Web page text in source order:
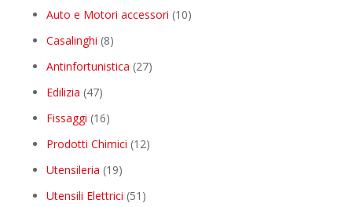
products
Auto e Motori accessori 1010
Casalinghi 88
products
Antinfortunistica 2727
Edilizia 4747
products
Fissaggi 1616
products
Prodotti Chimici 1212
Utensileria 1919
products
Utensili Elettrici 51 51